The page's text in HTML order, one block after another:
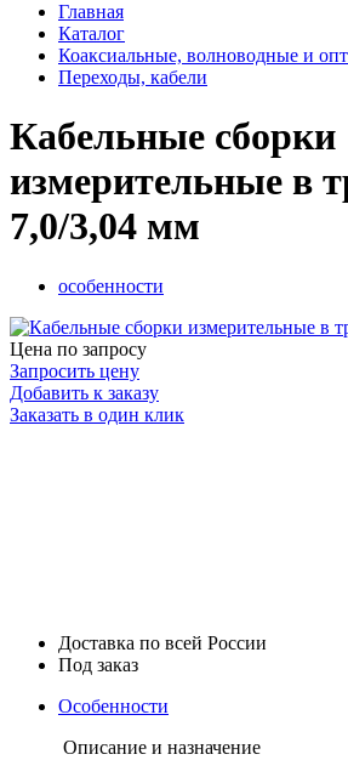
Главная
Каталог
Коаксиальные, волноводные и
Переходы, кабели
Кабельные сборки
измерительные в
7,0/3,04 мм
особенности
Цена по запросу
Запросить цену
Добавить к заказу
Заказать в один клик
Доставка по всей России
Под заказ
Особенности
Описание и назначение